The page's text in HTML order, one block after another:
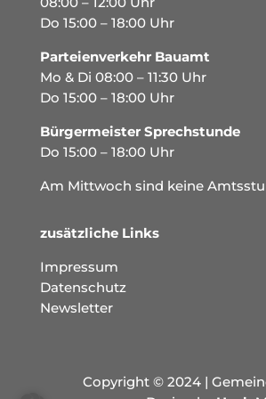
Do 15:00 – 18:00 Uhr
Parteienverkehr Bauamt
Mo & Di 08:00 – 11:30 Uhr
Do 15:00 – 18:00 Uhr
Bürgermeister Sprechstunde
Do 15:00 – 18:00 Uhr
Am Mittwoch sind keine
zusätzliche Links
Impressum
Datenschutz
Newsletter
Copyright © 2024 |